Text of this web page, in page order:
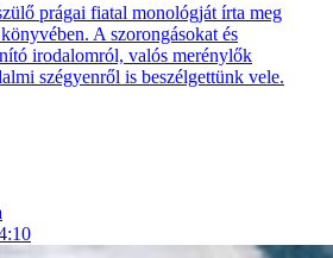
prágai fiatal monológját írta meg
A szorongásokat és
irodalomról, valós merénylők
szégyenről is beszélgettünk vele.